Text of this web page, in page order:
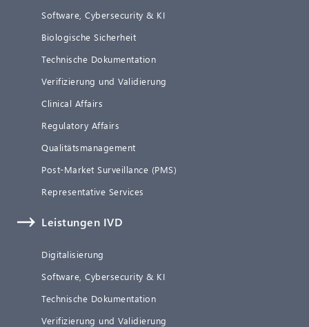
Software, Cybersecurity & KI
Biologische Sicherheit
Technische Dokumentation
Verifizierung und Validierung
Clinical Affairs
Regulatory Affairs
Qualitätsmanagement
Post-Market Surveillance (PMS)
Representative Services
Leistungen IVD
Digitalisierung
Software, Cybersecurity & KI
Technische Dokumentation
Verifizierung und Validierung